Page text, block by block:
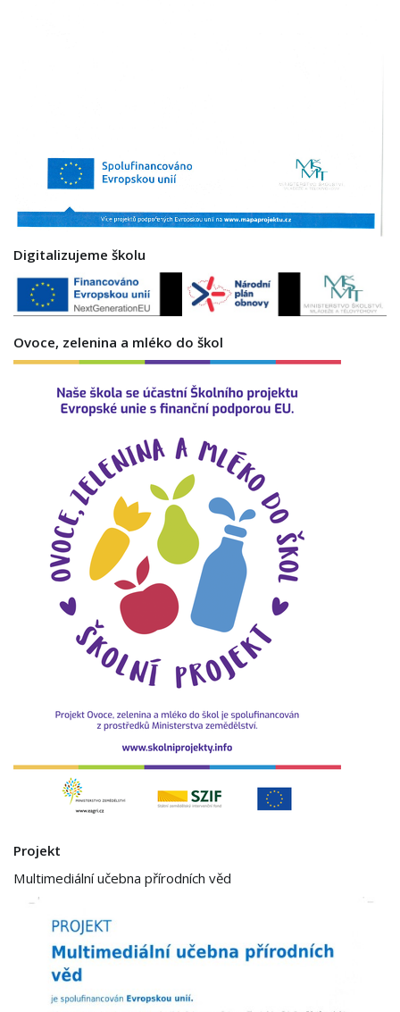
Digitalizujeme školu
Ovoce, zelenina a mléko do škol
Projekt
Multimediální učebna přírodních věd